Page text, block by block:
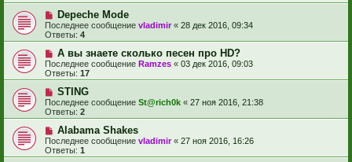
Depeche Mode
Последнее сообщение vladimir« 28 дек 2016, 09:34
Ответы: 4
А вы знаете сколько песен про HD?
Последнее сообщение Ramzes « 03 дек 2016, 09:03
Ответы: 17
STING
Последнее сообщение St@rich0k « 27 ноя 2016, 21:38
Ответы: 2
Alabama Shakes
Последнее сообщение vladimir« 27 ноя 2016, 16:26
Ответы: 1